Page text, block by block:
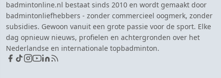
badmintonline.nl bestaat sinds 2010 en wordt gemaakt door
badmintonliefhebbers - zonder commercieel oogmerk, zonder
subsidies. Gewoon vanuit een grote passie voor de sport. Elke
dag opnieuw nieuws, profielen en achtergronden over het
Nederlandse en internationale topbadminton.